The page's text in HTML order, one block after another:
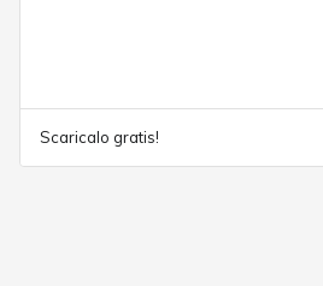
Scaricalo gratis!